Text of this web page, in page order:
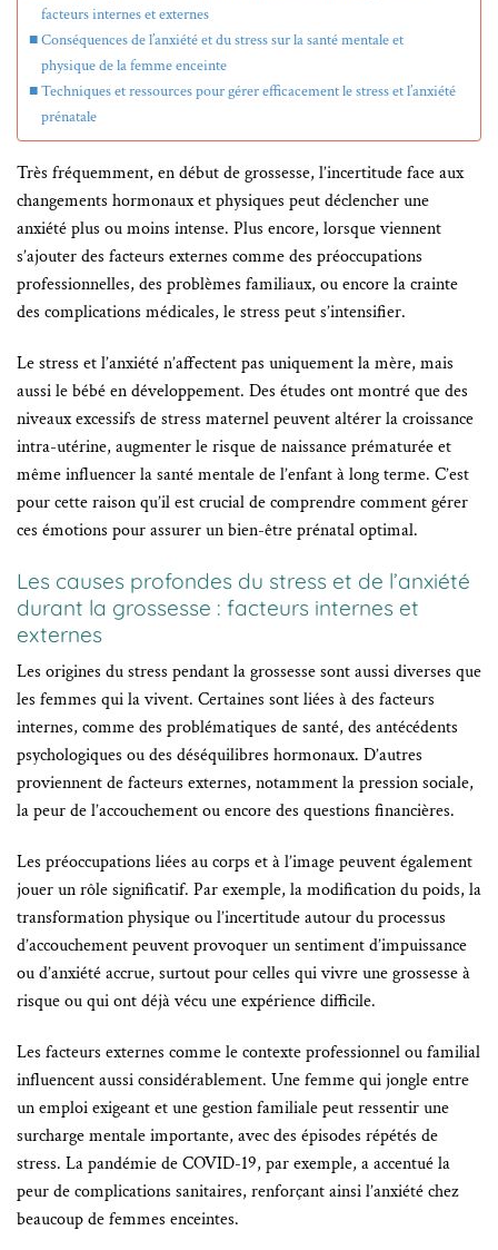
facteurs internes et externes
Conséquences de l’anxiété et du stress sur la santé mentale et
physique de la femme enceinte
Techniques et ressources pour gérer efficacement le stress et l’anxiété
prénatale
Très fréquemment, en début de grossesse, l’incertitude face aux
changements hormonaux et physiques peut déclencher une
anxiété plus ou moins intense. Plus encore, lorsque viennent
s’ajouter des facteurs externes comme des préoccupations
professionnelles, des problèmes familiaux, ou encore la crainte
des complications médicales, le stress peut s’intensifier.
Le stress et l’anxiété n’affectent pas uniquement la mère, mais
aussi le bébé en développement. Des études ont montré que des
niveaux excessifs de stress maternel peuvent altérer la croissance
intra-utérine, augmenter le risque de naissance prématurée et
même influencer la santé mentale de l’enfant à long terme. C’est
pour cette raison qu’il est crucial de comprendre comment gérer
ces émotions pour assurer un bien-être prénatal optimal.
Les causes profondes du stress et de l’anxiété
durant la grossesse : facteurs internes et
externes
Les origines du stress pendant la grossesse sont aussi diverses que
les femmes qui la vivent. Certaines sont liées à des facteurs
internes, comme des problématiques de santé, des antécédents
psychologiques ou des déséquilibres hormonaux. D’autres
proviennent de facteurs externes, notamment la pression sociale,
la peur de l’accouchement ou encore des questions financières.
Les préoccupations liées au corps et à l’image peuvent également
jouer un rôle significatif. Par exemple, la modification du poids, la
transformation physique ou l’incertitude autour du processus
d’accouchement peuvent provoquer un sentiment d’impuissance
ou d’anxiété accrue, surtout pour celles qui vivre une grossesse à
risque ou qui ont déjà vécu une expérience difficile.
Les facteurs externes comme le contexte professionnel ou familial
influencent aussi considérablement. Une femme qui jongle entre
un emploi exigeant et une gestion familiale peut ressentir une
surcharge mentale importante, avec des épisodes répétés de
stress. La pandémie de COVID-19, par exemple, a accentué la
peur de complications sanitaires, renforçant ainsi l’anxiété chez
beaucoup de femmes enceintes.